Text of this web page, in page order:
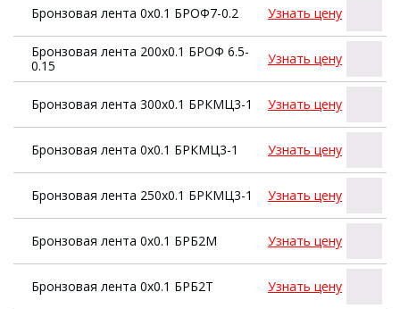
Бронзовая лента 0х0.1 БРОФ7-0.2 Узнать цену
Бронзовая лента 200х0.1 БРОФ 6.5-
0.15
Узнать цену
Бронзовая лента 300х0.1 БРКМЦ3-1 Узнать цену
Бронзовая лента 0х0.1 БРКМЦ3-1 Узнать цену
Бронзовая лента 250х0.1 БРКМЦ3-1 Узнать цену
Бронзовая лента 0х0.1 БРБ2М Узнать цену
Бронзовая лента 0х0.1 БРБ2Т Узнать цену